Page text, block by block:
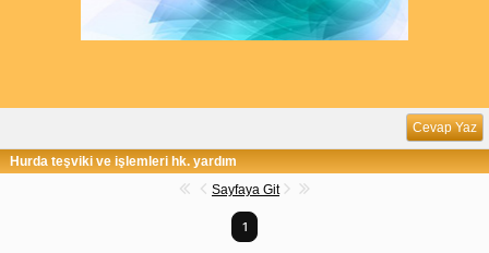
Cevap Yaz
Hurda teşviki ve işlemleri hk. yardım
Sayfaya Git
1